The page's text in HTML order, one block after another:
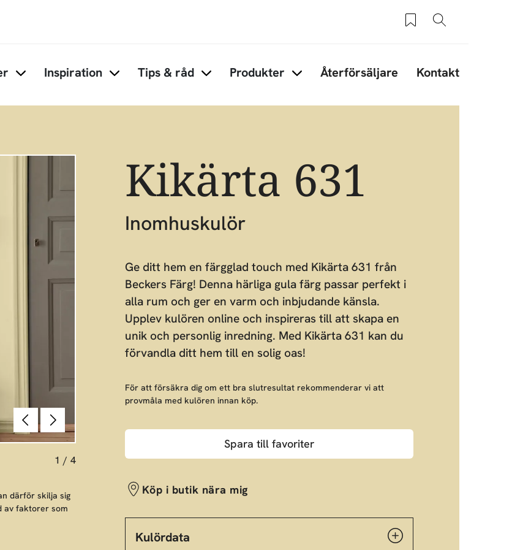
Sparade produkter
Sök
Inspiration Tips & råd Produkter Återförsäljare Kontakt
Kikärta 631
Inomhuskulör
Föregående
Nästa
1 / 4
därför skilja sig
av faktorer som
Ge ditt hem en färgglad touch med Kikärta 631 från
Beckers Färg! Denna härliga gula färg passar perfekt i
alla rum och ger en varm och inbjudande känsla.
Upplev kulören online och inspireras till att skapa en
unik och personlig inredning. Med Kikärta 631 kan du
förvandla ditt hem till en solig oas!
För att försäkra dig om ett bra slutresultat rekommenderar vi att
provmåla med kulören innan köp.
Spara till favoriter
Köp i butik nära mig
Kulördata